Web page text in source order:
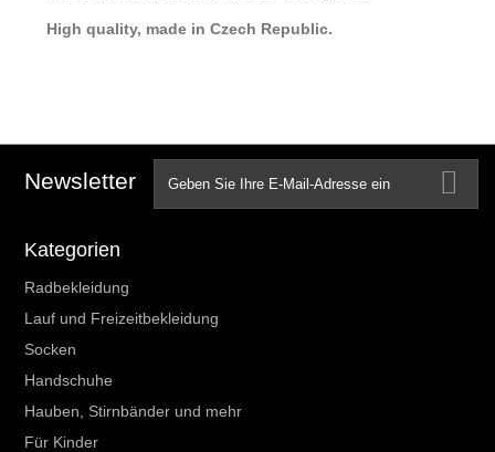
High quality, made in Czech Republic.
Newsletter
Kategorien
Radbekleidung
Lauf und Freizeitbekleidung
Socken
Handschuhe
Hauben, Stirnbänder und mehr
Für Kinder